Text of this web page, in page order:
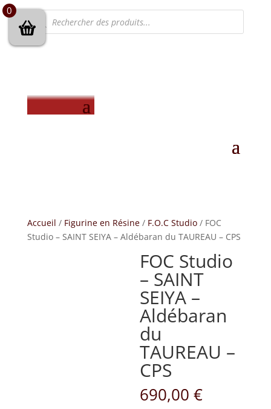
Recherche
de
produits
Accueil / Figurine en Résine/ F.O.C Studio/ FOC
Studio – SAINT SEIYA – Aldébaran du TAUREAU – CPS
FOC Studio
– SAINT
SEIYA –
Aldébaran
du
TAUREAU –
CPS
690,00€
0